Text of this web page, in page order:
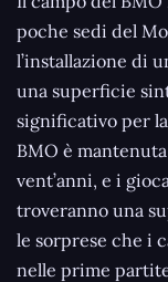
poche sedi del
l’installazione di
una superficie
significativo per
BMO è
vent’anni, e i
troveranno una
le sorprese che i
nelle prime